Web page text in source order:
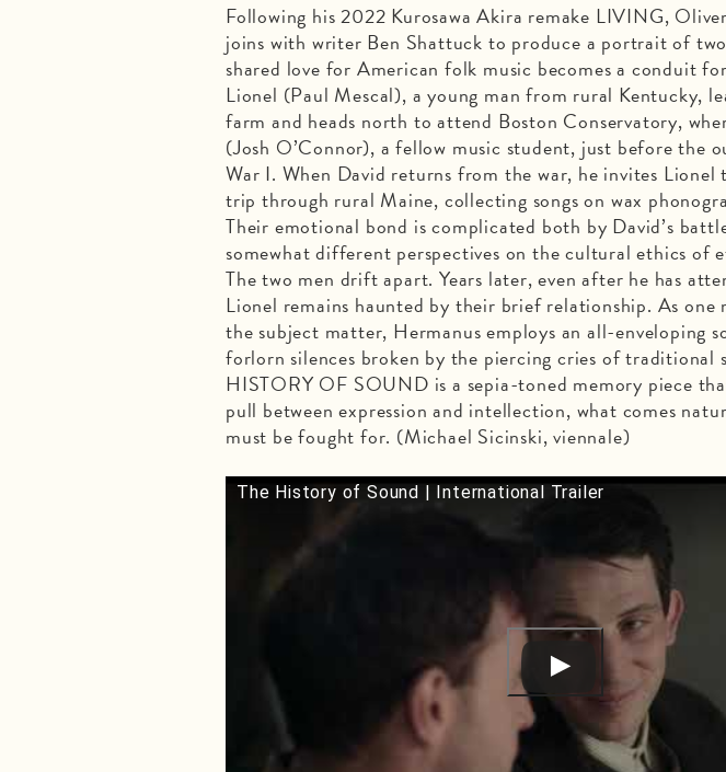
Following his 2022 Kurosawa Akira remake LIVING,
joins with writer Ben Shattuck to produce a portrait of
shared love for American folk music becomes a conduit
Lionel (Paul Mescal), a young man from rural Kentucky,
farm and heads north to attend Boston Conservatory,
(Josh O’Connor), a fellow music student, just before the
War I. When David returns from the war, he invites Lionel
trip through rural Maine, collecting songs on wax
Their emotional bond is complicated both by David’s
somewhat different perspectives on the cultural ethics of
The two men drift apart. Years later, even after he has
Lionel remains haunted by their brief relationship. As one
the subject matter, Hermanus employs an all-enveloping
forlorn silences broken by the piercing cries of traditional
HISTORY OF SOUND is a sepia-toned memory piece
pull between expression and intellection, what comes
must be fought for. (Michael Sicinski, viennale)
The History of Sound | International Trailer